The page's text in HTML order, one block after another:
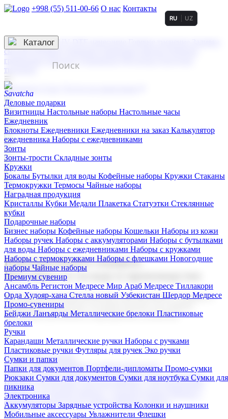
+998 (55) 511-00-66 О нас Контакты
3D гравировка
смолой (Doming)
гравировка твердая
тиснение
RU UZ
☰
Контакты
Каталог
Деловые подарки
Визитницы Настольные наборы Настольные часы
Ежедневник
Блокноты Ежедневники Ежедневники на заказ Калькулятор
ежедневника Наборы с ежедневниками
Зонты
Зонты-трости Складные зонты
Кружки
Бокалы Бутылки для воды Кофейные наборы Кружки Стаканы
Термокружки Термосы Чайные наборы
Наградная продукция
Kристаллы Кубки Медали Плакетка Статуэтки Стеклянные
кубки
Подарочные наборы
Бизнес наборы Кофейные наборы Кошельки Наборы из кожи
Наборы ручек Наборы с аккумуляторами Наборы с бутылками
для воды Наборы с ежедневниками Наборы с кружками
Наборы с термокружками Наборы с флешками Новогодние
наборы Чайные наборы
Премиум сувенир
Ансамбль Регистон Медресе Мир Араб Медресе Тиллакори
Орда Худояр-хана Стелла новый Узбекистан Шердор Медресе
Промо-сувениры
Бейджи Ланъярды Металлические брелоки Пластиковые
брелоки
Ручки
Карандаши Металлические ручки Наборы с ручками
Пластиковые ручки Футляры для ручек Эко ручки
Сумки и папки
Папки для документов Портфели-дипломаты Промо-сумки
Рюкзаки Сумки для документов Сумки для ноутбука Сумки для
пикника
Электроника
Аккумуляторы Зарядные устройства Колонки и наушники
Мобильные аксессуары Увлажнители Флешки
Корпоративные подарки
Поставка со склада и производство
Мы предлагаем широкий выбор корпоративных подарков и
сувениров с логотипом. В нашем каталоге вы найдете
продукцию для бизнеса, мероприятия и клиентов.
Подарочные наборы
Бизнес наборыКофейные наборы Кошельки
Наборы из кожиНаборы ручекНаборы с аккумуляторами
Наборы с бутылками для воды
Наборы с ежедневниками
Наборы с кружками
флешкамиНовогодние наборыЧайные наборы